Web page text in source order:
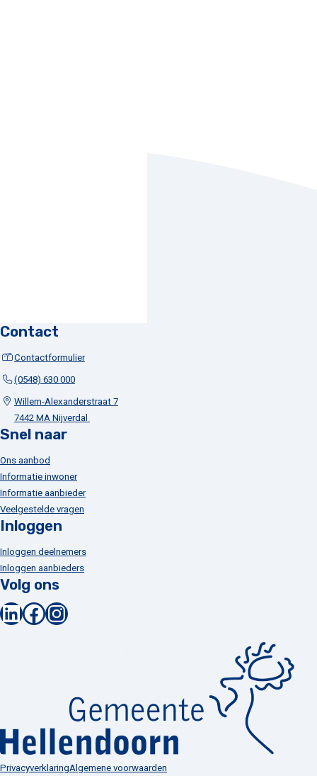
Contact
Contactformulier
(0548) 630 000
Willem-Alexanderstraat 7
7442 MA Nijverdal
Snel naar
Ons aanbod
Informatie inwoner
Informatie aanbieder
Veelgestelde vragen
Inloggen
Inloggen deelnemers
Inloggen aanbieders
Volg ons
LinkedIn Facebook Instagram
PrivacyverklaringAlgemene voorwaarden